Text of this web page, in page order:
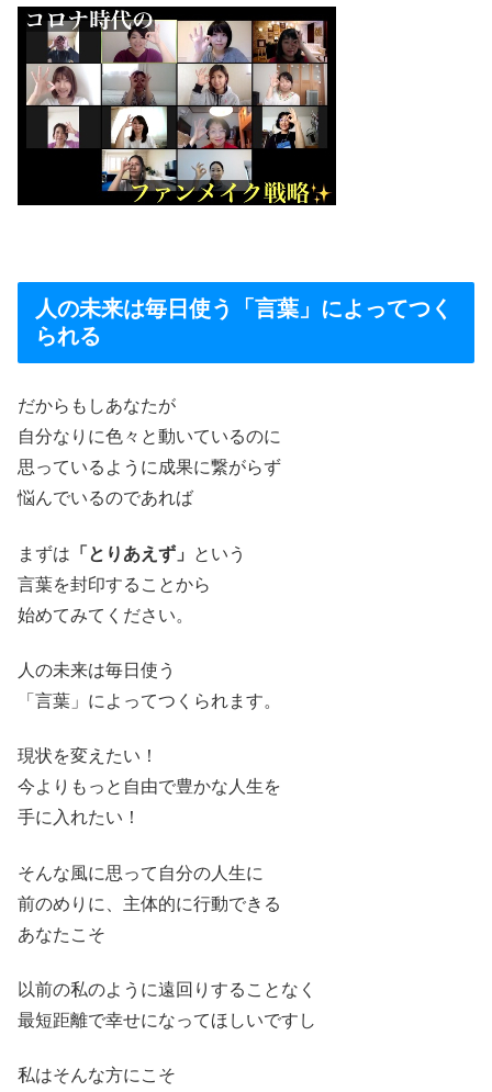
人の未来は毎日使う「言葉」によってつく
られる
だからもしあなたが
自分なりに色々と動いているのに
思っているように成果に繋がらず
悩んでいるのであれば
まずは 「とりあえず」
という
言葉を封印することから
始めてみてください。
人の未来は毎日使う
「言葉」によってつくられます。
現状を変えたい！
今よりもっと自由で豊かな人生を
手に入れたい！
そんな風に思って自分の人生に
前のめりに、主体的に行動できる
あなたこそ
以前の私のように遠回りすることなく
最短距離で幸せになってほしいですし
私はそんな方にこそ